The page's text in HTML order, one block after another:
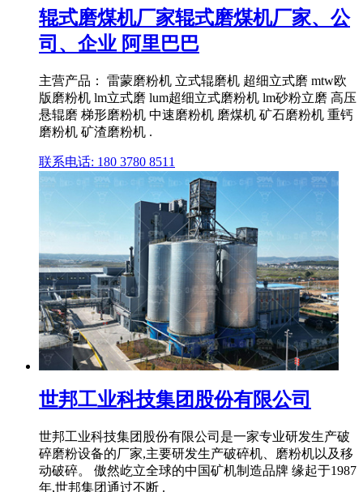
辊式磨煤机厂家辊式磨煤机厂家、公
司、企业 阿里巴巴
主营产品： 雷蒙磨粉机 立式辊磨机 超细立式磨 mtw欧
版磨粉机 lm立式磨 lum超细立式磨粉机 lm砂粉立磨 高压
悬辊磨 梯形磨粉机 中速磨粉机 磨煤机 矿石磨粉机 重钙
磨粉机 矿渣磨粉机 .
联系电话: 180 3780 8511
世邦工业科技集团股份有限公司
世邦工业科技集团股份有限公司是一家专业研发生产破
碎磨粉设备的厂家,主要研发生产破碎机、磨粉机以及移
动破碎。 傲然屹立全球的中国矿机制造品牌 缘起于1987
年,世邦集团通过不断 .